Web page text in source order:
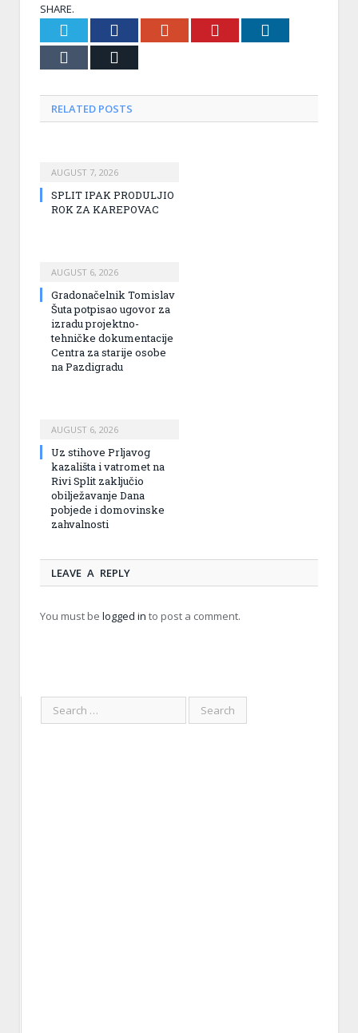
SHARE.
Twitter FacebookGoogle+ Pinterest
Tumblr
RELATED POSTS
AUGUST 7, 2026
SPLIT IPAK PRODULJIO
ROK ZA KAREPOVAC
AUGUST 6, 2026
Gradonačelnik Tomislav
Šuta potpisao ugovor za
izradu projektno-
tehničke dokumentacije
Centra za starije osobe
na Pazdigradu
AUGUST 6, 2026
Uz stihove Prljavog
kazališta i vatromet na
Rivi Split zaključio
obilježavanje Dana
pobjede i domovinske
zahvalnosti
LEAVE A REPLY
You must be logged in to post a comment.